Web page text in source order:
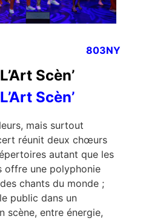
803NY
Scèn’
Scèn’
mais surtout
réunit deux chœurs
autant que les
offre une polyphonie
chants du monde ;
le public dans un
scène, entre énergie,